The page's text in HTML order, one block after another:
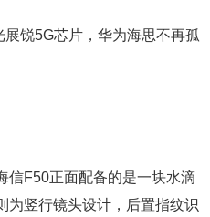
信F50正面配备的是一块水滴
为竖行镜头设计，后置指纹识